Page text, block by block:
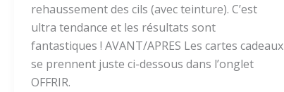
rehaussement des cils (avec teinture). C’est
ultra tendance et les résultats sont
fantastiques ! AVANT/APRES Les cartes cadeaux
se prennent juste ci-dessous dans l’onglet
OFFRIR.